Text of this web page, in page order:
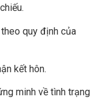
quy định của
kết hôn.
minh về tình trạng